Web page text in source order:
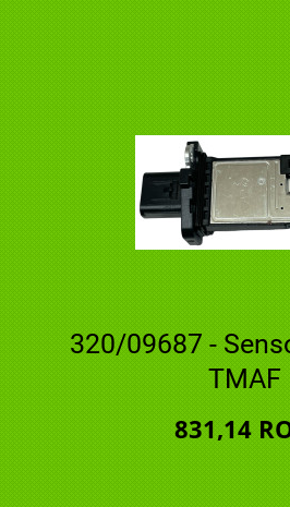
320/09687 -
TMAF
831,14